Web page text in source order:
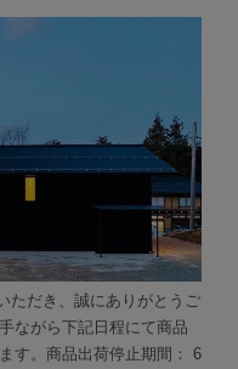
ただき、誠にありがとうご
ながら下記日程にて商品
す。商品出荷停止期間： 6